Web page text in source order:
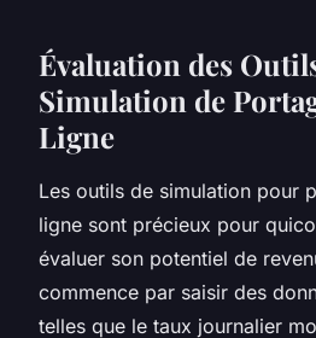
Évaluation des
Simulation de
Ligne
Les outils de simulation pour
ligne sont précieux pour
évaluer son potentiel de
commence par saisir des
telles que le taux journalier